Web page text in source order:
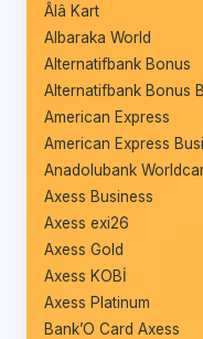
Âlâ Kart
Albaraka World
Alternatifbank Bonus
Alternatifbank Bonus
American Express
American Express
Anadolubank
Axess Business
Axess exi26
Axess Gold
Axess KOBİ
Axess Platinum
Bank’O Card Axess